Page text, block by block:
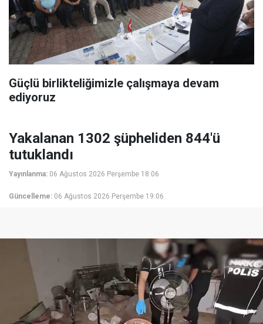
Güçlü birlikteliğimizle çalışmaya devam
ediyoruz
Yakalanan 1302 şüpheliden 844'ü
tutuklandı
Yayınlanma: 06 Ağustos 2026 Perşembe 18:06
Güncelleme: 06 Ağustos 2026 Perşembe 19:06